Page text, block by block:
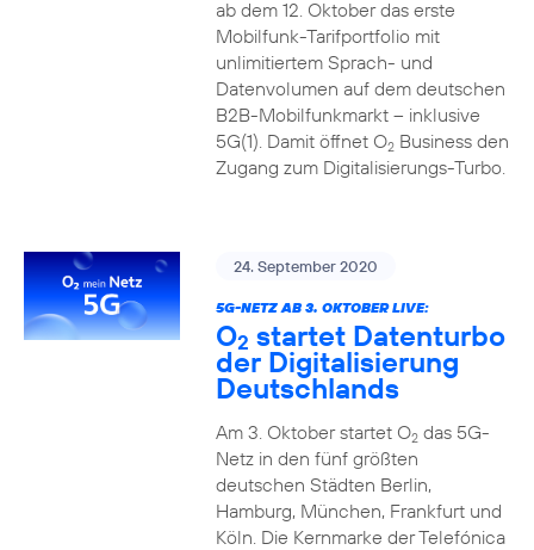
ab dem 12. Oktober das erste
Mobilfunk-Tarifportfolio mit
unlimitiertem Sprach- und
Datenvolumen auf dem deutschen
B2B-Mobilfunkmarkt – inklusive
5G(1). Damit öffnet O2Business den
Zugang zum Digitalisierungs-Turbo.
24. September 2020
5G-NETZ AB 3. OKTOBER LIVE:
O2 startet Datenturbo
der Digitalisierung
Deutschlands
Am 3. Oktober startet O2das 5G-
Netz in den fünf größten
deutschen Städten Berlin,
Hamburg, München, Frankfurt und
Köln. Die Kernmarke der Telefónica